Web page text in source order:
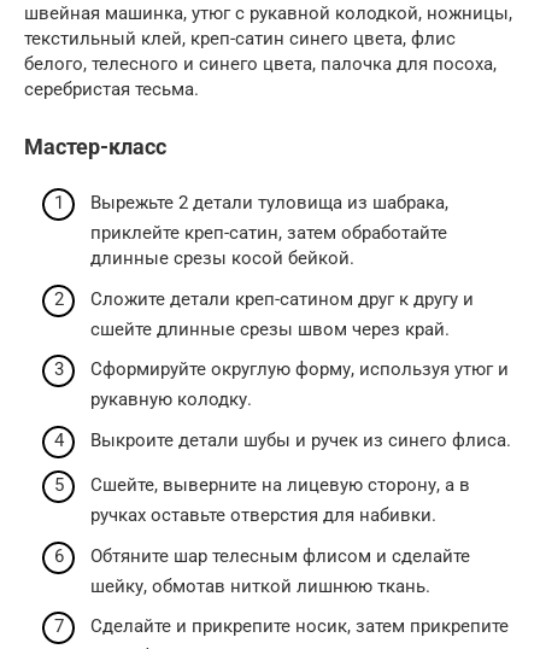
швейная машинка, утюг с рукавной колодкой, ножницы,
текстильный клей, креп-сатин синего цвета, флис
белого, телесного и синего цвета, палочка для посоха,
серебристая тесьма.
Мастер-класс
Вырежьте 2 детали туловища из шабрака,
приклейте креп-сатин, затем обработайте
длинные срезы косой бейкой.
Сложите детали креп-сатином друг к другу и
сшейте длинные срезы швом через край.
Сформируйте округлую форму, используя утюг и
рукавную колодку.
Выкроите детали шубы и ручек из синего флиса.
Сшейте, выверните на лицевую сторону, а в
ручках оставьте отверстия для набивки.
Обтяните шар телесным флисом и сделайте
шейку, обмотав ниткой лишнюю ткань.
Сделайте и прикрепите носик, затем прикрепите